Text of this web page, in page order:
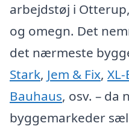
arbejdstøj i
og omegn. Det
det nærmeste
Stark, Jem & Fix,
Bauhaus, osv. – da
byggemarkeder